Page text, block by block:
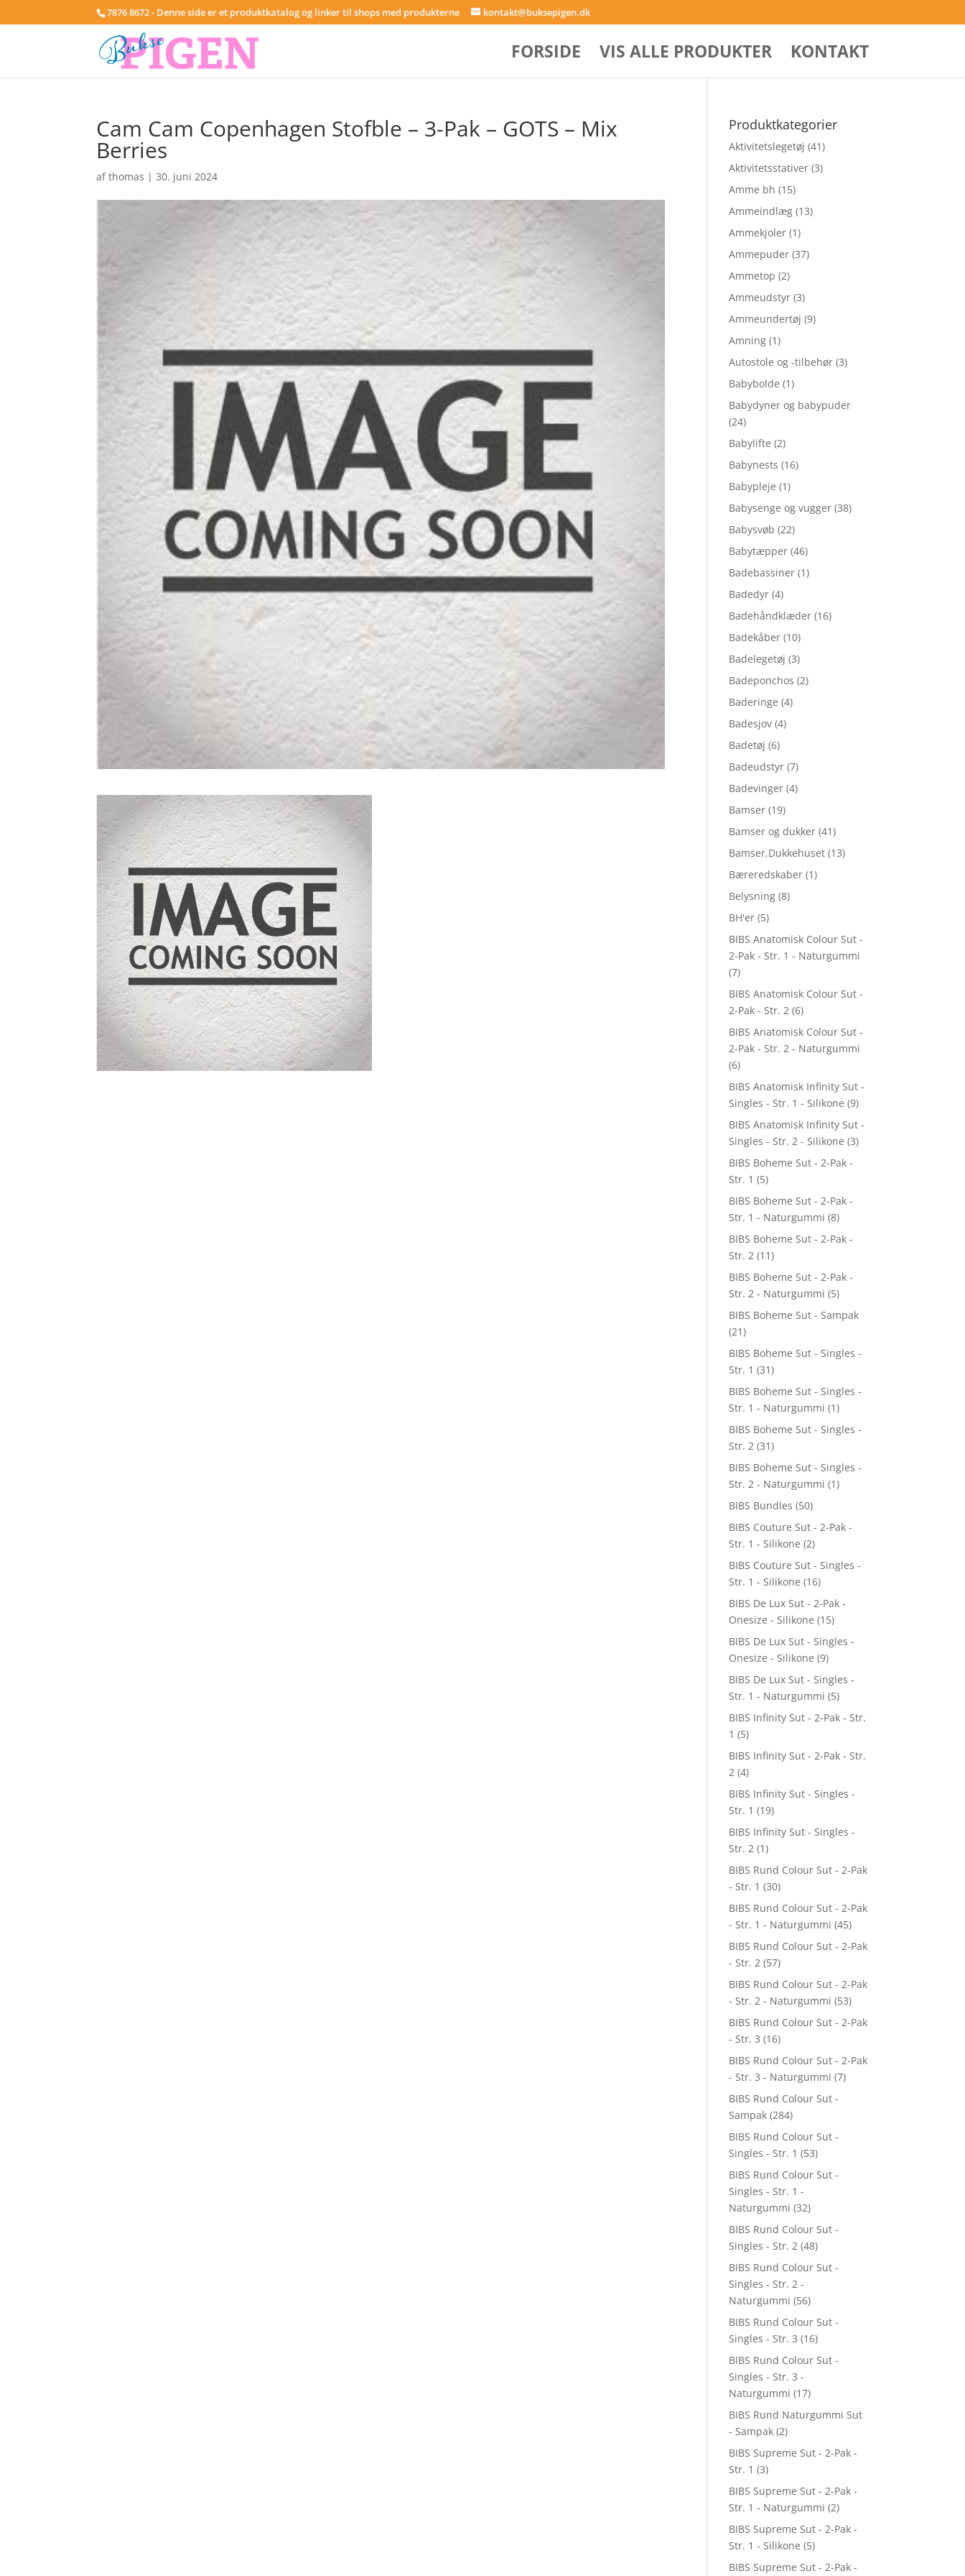
7876 8672 - Denne side er et produktkatalog og linker til shops med produkterne kontakt@buksepigen.dk
FORSIDE VIS ALLE PRODUKTER KONTAKT
Cam Cam Copenhagen Stofble – 3-Pak – GOTS – Mix
Berries
afthomas |30. juni 2024
Produktkategorier
Aktivitetslegetøj (41)
Aktivitetsstativer (3)
Amme bh (15)
Ammeindlæg (13)
Ammekjoler (1)
Ammepuder (37)
Ammetop (2)
Ammeudstyr (3)
Ammeundertøj (9)
Amning (1)
Autostole og -tilbehør (3)
Babybolde (1)
Babydyner og babypuder
(24)
Babylifte (2)
Babynests (16)
Babypleje (1)
Babysenge og vugger (38)
Babysvøb (22)
Babytæpper (46)
Badebassiner (1)
Badedyr (4)
Badehåndklæder (16)
Badekåber (10)
Badelegetøj (3)
Badeponchos (2)
Baderinge (4)
Badesjov (4)
Badetøj (6)
Badeudstyr (7)
Badevinger (4)
Bamser (19)
Bamser og dukker (41)
Bamser,Dukkehuset (13)
Bæreredskaber (1)
Belysning (8)
BH'er (5)
BIBS Anatomisk Colour Sut -
2-Pak - Str. 1 - Naturgummi
(7)
BIBS Anatomisk Colour Sut -
2-Pak - Str. 2 (6)
BIBS Anatomisk Colour Sut -
2-Pak - Str. 2 - Naturgummi
(6)
BIBS Anatomisk Infinity Sut -
Singles - Str. 1 - Silikone (9)
BIBS Anatomisk Infinity Sut -
Singles - Str. 2 - Silikone (3)
BIBS Boheme Sut - 2-Pak -
Str. 1 (5)
BIBS Boheme Sut - 2-Pak -
Str. 1 - Naturgummi (8)
BIBS Boheme Sut - 2-Pak -
Str. 2 (11)
BIBS Boheme Sut - 2-Pak -
Str. 2 - Naturgummi (5)
BIBS Boheme Sut - Sampak
(21)
BIBS Boheme Sut - Singles -
Str. 1 (31)
BIBS Boheme Sut - Singles -
Str. 1 - Naturgummi (1)
BIBS Boheme Sut - Singles -
Str. 2 (31)
BIBS Boheme Sut - Singles -
Str. 2 - Naturgummi (1)
BIBS Bundles (50)
BIBS Couture Sut - 2-Pak -
Str. 1 - Silikone (2)
BIBS Couture Sut - Singles -
Str. 1 - Silikone (16)
BIBS De Lux Sut - 2-Pak -
Onesize - Silikone (15)
BIBS De Lux Sut - Singles -
Onesize - Silikone (9)
BIBS De Lux Sut - Singles -
Str. 1 - Naturgummi (5)
BIBS Infinity Sut - 2-Pak - Str.
1 (5)
BIBS Infinity Sut - 2-Pak - Str.
2 (4)
BIBS Infinity Sut - Singles -
Str. 1 (19)
BIBS Infinity Sut - Singles -
Str. 2 (1)
BIBS Rund Colour Sut - 2-Pak
- Str. 1 (30)
BIBS Rund Colour Sut - 2-Pak
- Str. 1 - Naturgummi (45)
BIBS Rund Colour Sut - 2-Pak
- Str. 2 (57)
BIBS Rund Colour Sut - 2-Pak
- Str. 2 - Naturgummi (53)
BIBS Rund Colour Sut - 2-Pak
- Str. 3 (16)
BIBS Rund Colour Sut - 2-Pak
- Str. 3 - Naturgummi (7)
BIBS Rund Colour Sut -
Sampak (284)
BIBS Rund Colour Sut -
Singles - Str. 1 (53)
BIBS Rund Colour Sut -
Singles - Str. 1 -
Naturgummi (32)
BIBS Rund Colour Sut -
Singles - Str. 2 (48)
BIBS Rund Colour Sut -
Singles - Str. 2 -
Naturgummi (56)
BIBS Rund Colour Sut -
Singles - Str. 3 (16)
BIBS Rund Colour Sut -
Singles - Str. 3 -
Naturgummi (17)
BIBS Rund Naturgummi Sut
- Sampak (2)
BIBS Supreme Sut - 2-Pak -
Str. 1 (3)
BIBS Supreme Sut - 2-Pak -
Str. 1 - Naturgummi (2)
BIBS Supreme Sut - 2-Pak -
Str. 1 - Silikone (5)
BIBS Supreme Sut - 2-Pak -